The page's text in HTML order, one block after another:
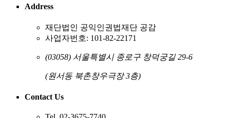
Address
재단법인 공익인권법재단 공감
사업자번호: 101-82-22171
(03058) 서울특별시 종로구 창덕궁길 29-6
(원서동 북촌창우극장 3층)
Contact Us